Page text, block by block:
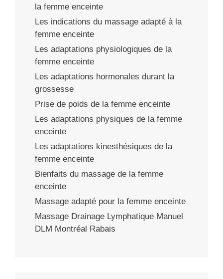
la femme enceinte
Les indications du massage adapté à la
femme enceinte
Les adaptations physiologiques de la
femme enceinte
Les adaptations hormonales durant la
grossesse
Prise de poids de la femme enceinte
Les adaptations physiques de la femme
enceinte
Les adaptations kinesthésiques de la
femme enceinte
Bienfaits du massage de la femme
enceinte
Massage adapté pour la femme enceinte
Massage Drainage Lymphatique Manuel
DLM Montréal Rabais